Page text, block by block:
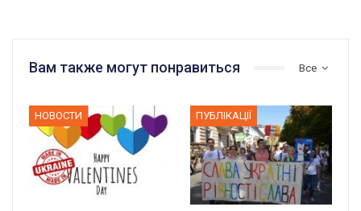
Все
Вам также могут понравиться
НОВОСТИ ПУБЛІКАЦІЇ